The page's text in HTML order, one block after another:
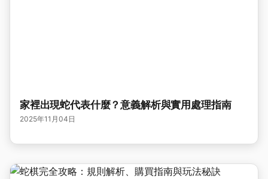
家裡出現蛇代表什麼？意義解析與實用處理指南
2025年11月04日